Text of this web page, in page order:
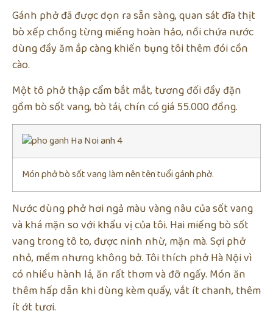
Gánh phở đã được dọn ra sẵn sàng, quan sát đĩa thịt
bò xếp chồng từng miếng hoàn hảo, nồi chứa nước
dùng đầy ăm ắp càng khiến bụng tôi thêm đói cồn
cào.
Một tô phở thập cẩm bắt mắt, tương đối đầy đặn
gồm bò sốt vang, bò tái, chín có giá 55.000 đồng.
Món phở bò sốt vang làm nên tên tuổi gánh phở.
Nước dùng phở hơi ngả màu vàng nâu của sốt vang
và khá mặn so với khẩu vị của tôi. Hai miếng bò sốt
vang trong tô to, được ninh nhừ, mặn mà. Sợi phở
nhỏ, mềm nhưng không bở. Tôi thích phở Hà Nội vì
có nhiều hành lá, ăn rất thơm và đỡ ngấy. Món ăn
thêm hấp dẫn khi dùng kèm quẩy, vắt ít chanh, thêm
ít ớt tươi.